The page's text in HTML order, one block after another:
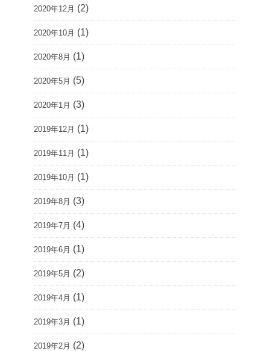
2020年12月 (2)
2020年10月 (1)
2020年8月 (1)
2020年5月 (5)
2020年1月 (3)
2019年12月 (1)
2019年11月 (1)
2019年10月 (1)
2019年8月 (3)
2019年7月 (4)
2019年6月 (1)
2019年5月 (2)
2019年4月 (1)
2019年3月 (1)
2019年2月 (2)